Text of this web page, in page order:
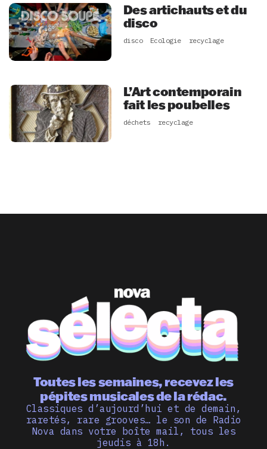
Des artichauts et du
disco
disco Ecologie recyclage
L’Art contemporain
fait les poubelles
déchets recyclage
Toutes les semaines, recevez les
pépites musicales de la rédac.
Classiques d’aujourd’hui et de demain,
raretés, rare grooves… le son de Radio
Nova dans votre boîte mail, tous les
jeudis à 18h.